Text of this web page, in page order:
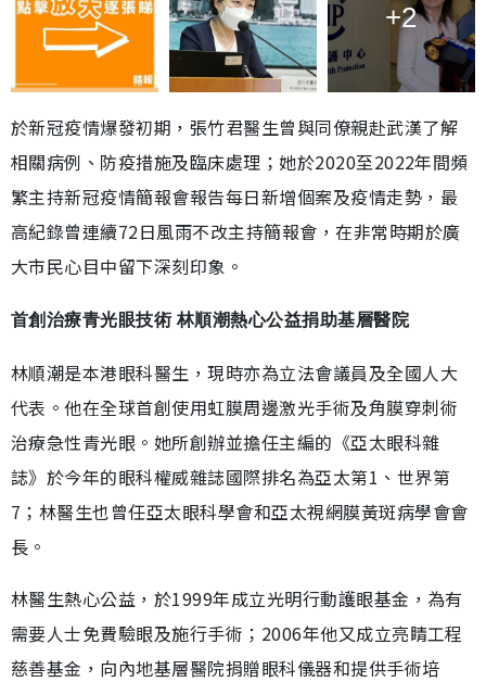
+2
於新冠疫情爆發初期，張竹君醫生曾與同僚親赴武漢了解
相關病例、防疫措施及臨床處理；她於2020至2022年間頻
繁主持新冠疫情簡報會報告每日新增個案及疫情走勢，最
高紀錄曾連續72日風雨不改主持簡報會，在非常時期於廣
大市民心目中留下深刻印象。
首創治療青光眼技術 林順潮熱心公益捐助基層醫院
林順潮是本港眼科醫生，現時亦為立法會議員及全國人大
代表。他在全球首創使用虹膜周邊激光手術及角膜穿刺術
治療急性青光眼。她所創辦並擔任主編的《亞太眼科雜
誌》於今年的眼科權威雜誌國際排名為亞太第1、世界第
7；林醫生也曾任亞太眼科學會和亞太視網膜黃斑病學會會
長。
林醫生熱心公益，於1999年成立光明行動護眼基金，為有
需要人士免費驗眼及施行手術；2006年他又成立亮睛工程
慈善基金，向內地基層醫院捐贈眼科儀器和提供手術培